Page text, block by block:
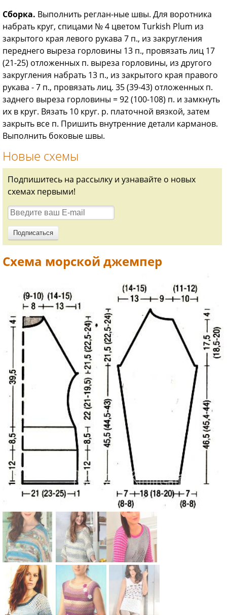
Сборка. Выполнить реглан-ные швы. Для воротника
набрать круг, спицами № 4 цветом Turkish Plum из
закрытого края левого рукава 7 п., из закругления
переднего выреза горловины 13 п., провязать лиц 17
(21-25) отложенных п. выреза горловины, из другого
закругления набрать 13 п., из закрытого края правого
рукава - 7 п., провязать лиц. 35 (39-43) отложенных п.
заднего выреза горловины = 92 (100-108) п. и замкнуть
их в круг. Вязать 10 круг. р. платочной вязкой, затем
закрыть все п. Пришить внутренние детали карманов.
Выполнить боковые швы.
Новые схемы
Подпишитесь на рассылку и узнавайте о новых
схемах первыми!
Схема морской джемпер
Схема:
полосатый
джемпер с
Схема:
хлопковый
ажурный
Схема:
кофта с
ажурным